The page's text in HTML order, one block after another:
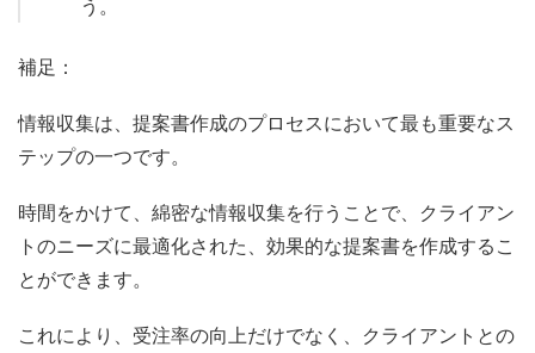
う。
補足：
情報収集は、提案書作成のプロセスにおいて最も重要なス
テップの一つです。
時間をかけて、綿密な情報収集を行うことで、クライアン
トのニーズに最適化された、効果的な提案書を作成するこ
とができます。
これにより、受注率の向上だけでなく、クライアントとの